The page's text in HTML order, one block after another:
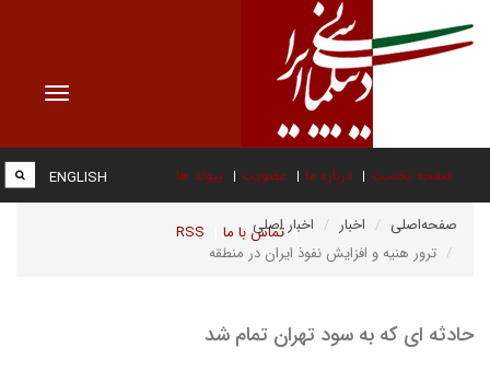
Toggle
صفحه نخست درباره ما عضویت پیوند ها
تماس با ما RSS
ENGLISH
صفحه‌اصلی اخبار
اخبار اصلی
ترور هنیه و افزایش نفوذ ایران در منطقه
حادثه ای که به سود تهران تمام شد